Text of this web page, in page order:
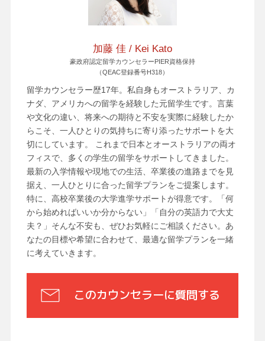
加藤 佳 / Kei Kato
豪政府認定留学カウンセラーPIER資格保持
（QEAC登録番号H318）
留学カウンセラー歴17年。私自身もオーストラリア、カ
ナダ、アメリカへの留学を経験した元留学生です。言葉
や文化の違い、将来への期待と不安を実際に経験したか
らこそ、一人ひとりの気持ちに寄り添ったサポートを大
切にしています。 これまで日本とオーストラリアの両オ
フィスで、多くの学生の留学をサポートしてきました。
最新の入学情報や現地での生活、卒業後の進路までを見
据え、一人ひとりに合った留学プランをご提案します。
特に、高校卒業後の大学進学サポートが得意です。「何
から始めればいいか分からない」「自分の英語力で大丈
夫？」そんな不安も、ぜひお気軽にご相談ください。あ
なたの目標や希望に合わせて、最適な留学プランを一緒
に考えていきます。
このカウンセラーに質問する